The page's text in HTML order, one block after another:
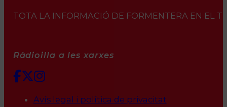
TOTA LA INFORMACIÓ DE FORMENTERA EN EL
Ràdioilla a les xarxes
Avís legal i política de privacitat